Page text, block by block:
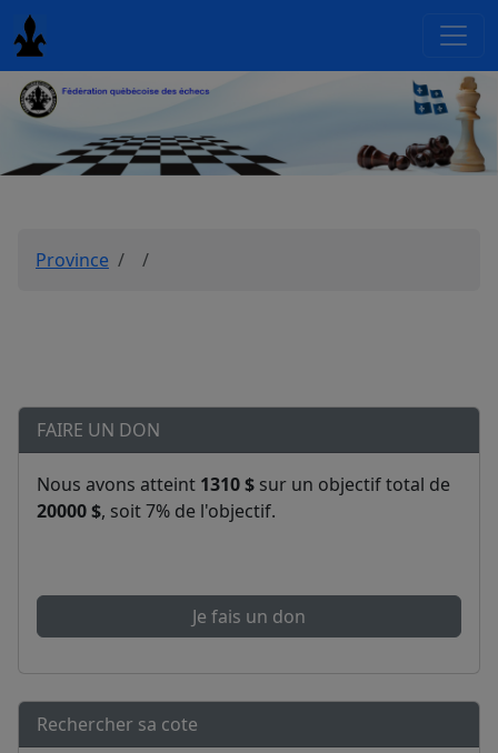
Province
FAIRE UN DON
Nous avons atteint 1310 $ sur un objectif total de
20000 $, soit 7% de l'objectif.
Je fais un don
Rechercher sa cote